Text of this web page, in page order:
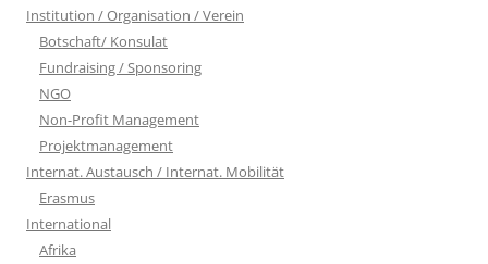
Institution / Organisation / Verein
Botschaft/ Konsulat
Fundraising / Sponsoring
NGO
Non-Profit Management
Projektmanagement
Internat. Austausch / Internat. Mobilität
Erasmus
International
Afrika